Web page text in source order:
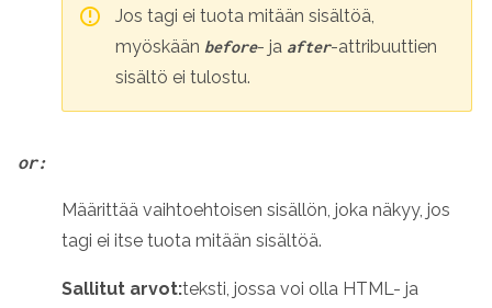
Jos tagi ei tuota mitään sisältöä,
myöskään before- ja after-attribuuttien
sisältö ei tulostu.
or:
Määrittää vaihtoehtoisen sisällön, joka näkyy, jos
tagi ei itse tuota mitään sisältöä.
Sallitut arvot:teksti, jossa voi olla HTML- ja